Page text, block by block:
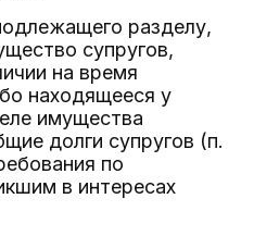
разделу,
супругов,
на время
находящееся у
имущества
долги супругов (п.
по
в интересах